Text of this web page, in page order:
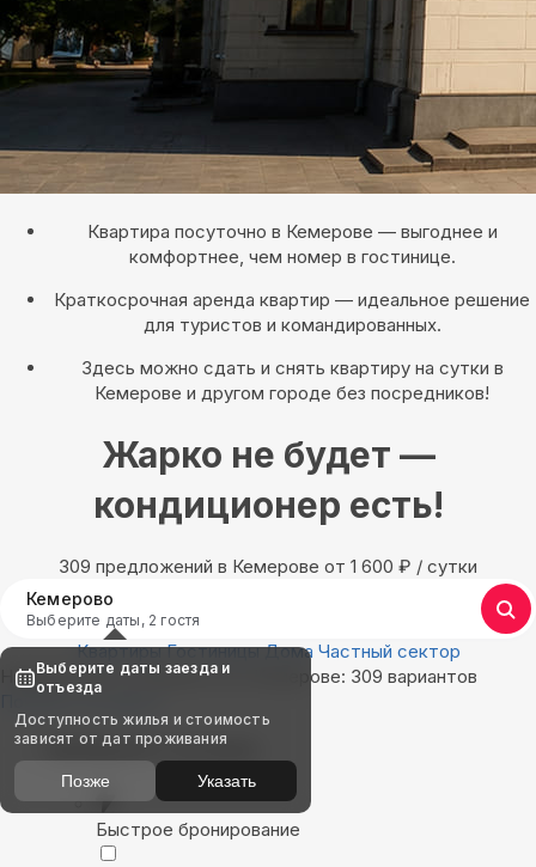
Квартира посуточно в Кемерове — выгоднее и
комфортнее, чем номер в гостинице.
Краткосрочная аренда квартир — идеальное решение
для туристов и командированных.
Здесь можно сдать и снять квартиру на сутки в
Кемерове и другом городе без посредников!
Жарко не будет —
кондиционер есть!
309 предложений в Кемерове oт 1 600 ₽ / сутки
Кемерово
Выберите даты, 2 гостя
Квартиры Гостиницы Дома Частный сектор
Найдём, где остановиться в Кемерове: 309 вариантов
Показать на карте
Выбирайте лучшее
Быстрое бронирование
Выберите даты заезда и
отъезда
Доступность жилья и стоимость
зависят от дат проживания
Позже Указать